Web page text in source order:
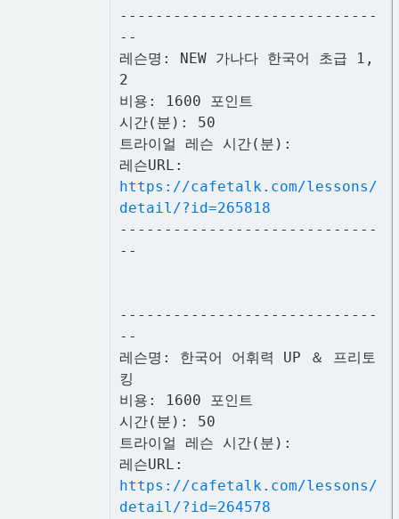
-----------------------------
--
레슨명: NEW 가나다 한국어 초급 1,
2
비용: 1600 포인트
시간(분): 50
트라이얼 레슨 시간(분):
레슨URL:
https://cafetalk.com/lessons/
detail/?id=265818
-----------------------------
--
-----------------------------
--
레슨명: 한국어 어휘력 UP ＆ 프리토
킹
비용: 1600 포인트
시간(분): 50
트라이얼 레슨 시간(분):
레슨URL:
https://cafetalk.com/lessons/
detail/?id=264578